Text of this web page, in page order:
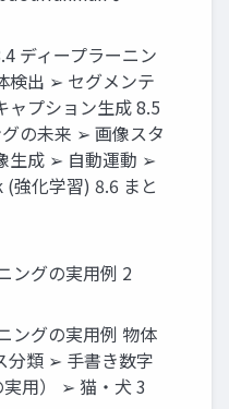
ディープラーニン
検出 ➢ セグメンテ
プション生成 8.5
の未来 ➢ 画像スタ
生成 ➢ 自動運動 ➢
強化学習) 8.6 まと
ングの実用例 2
ングの実用例 物体
分類 ➢ 手書き数字
用） ➢ 猫・犬 3